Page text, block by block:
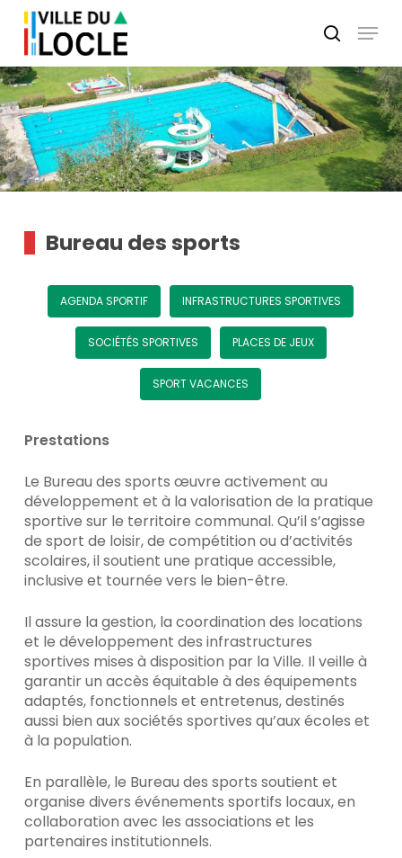
Skip
main
content
search
Menu
Bureau des sports
AGENDA SPORTIF INFRASTRUCTURES SPORTIVES
SOCIÉTÉS SPORTIVES PLACES DE JEUX
SPORT VACANCES
Prestations
Le Bureau des sports œuvre activement au
développement et à la valorisation de la pratique
sportive sur le territoire communal. Qu’il s’agisse
de sport de loisir, de compétition ou d’activités
scolaires, il soutient une pratique accessible,
inclusive et tournée vers le bien-être.
Il assure la gestion, la coordination des locations
et le développement des infrastructures
sportives mises à disposition par la Ville. Il veille à
garantir un accès équitable à des équipements
adaptés, fonctionnels et entretenus, destinés
aussi bien aux sociétés sportives qu’aux écoles et
à la population.
En parallèle, le Bureau des sports soutient et
organise divers événements sportifs locaux, en
collaboration avec les associations et les
partenaires institutionnels.
Menu